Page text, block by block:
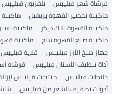
فرشاة شعر فيليبس
تلفزيون فيليبس
ماكينة تحضير القهوة بريفيل
ماكينة القهوة بلاك ديكر
ماكينة
ماكينة صنع القهوة ساج
ماكينة
جهاز طبخ الأرز فيليبس
قلاية
أداة تنظيف الأسنان فيليبس
فرشاة
خلاطات فيليبس
منتجات فيليبس
أدوات تصفيف الشعر من فيليبس